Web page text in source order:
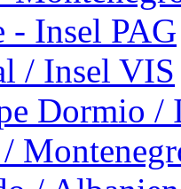
- Insel PAG
/ Insel VIS
Dormio /